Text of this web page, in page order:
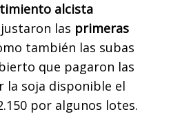
alcista
las primeras
también las subas
que pagaron las
la soja disponible el
por algunos lotes.